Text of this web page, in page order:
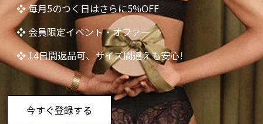
❖ 毎月5のつく日はさらに5%OFF
❖ 会員限定イベント・オファー
❖ 14日間返品可、サイズ間違えも安心!
今すぐ登録する